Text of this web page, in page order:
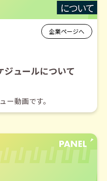
企業ページへ
ジュールについて
ー動画です。